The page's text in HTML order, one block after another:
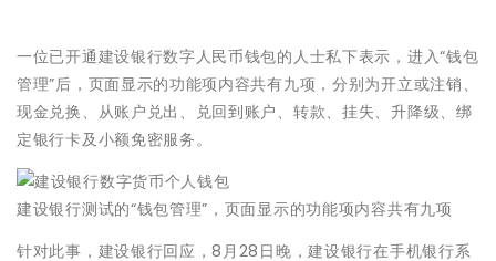
一位已开通建设银行数字人民币钱包的人士私下表示，进入“钱包
管理”后，页面显示的功能项内容共有九项，分别为开立或注销、
现金兑换、从账户兑出、兑回到账户、转款、挂失、升降级、绑
定银行卡及小额免密服务。
建设银行测试的“钱包管理”，页面显示的功能项内容共有九项
针对此事，建设银行回应，8月28日晚，建设银行在手机银行系